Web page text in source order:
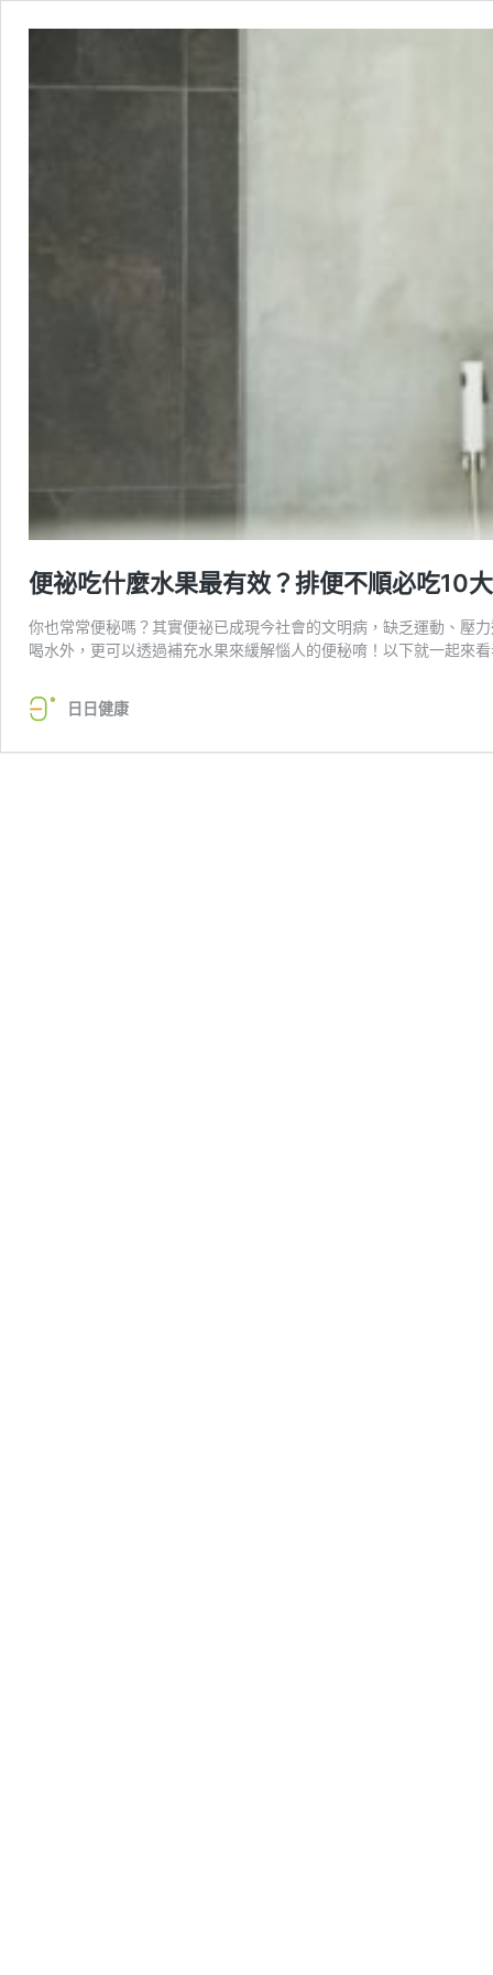
便祕吃什麼水果最有效？排便不順必吃10
你也常常便秘嗎？其實便祕已成現今社會的文明病，缺乏運動、壓
喝水外，更可以透過補充水果來緩解惱人的便秘唷！以下就一起來
日日健康